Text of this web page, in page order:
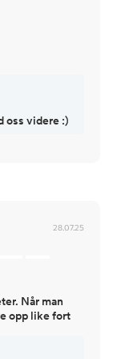
oss videre :)
28.07.25
Når man
opp like fort